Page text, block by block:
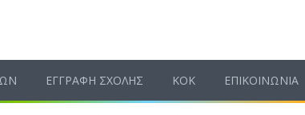
ΕΓΓΡΑΦΗ ΣΧΟΛΗΣ ΚΟΚ ΕΠΙΚΟΙΝΩΝΙΑ